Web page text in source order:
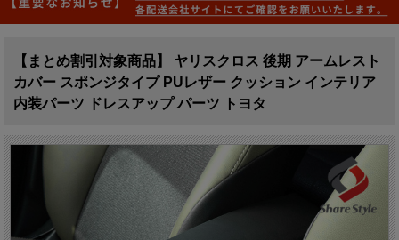
【まとめ割引対象商品】 ヤリスクロス 後期 アームレスト
カバー スポンジタイプ PUレザー クッション インテリア
内装パーツ ドレスアップ パーツ トヨタ